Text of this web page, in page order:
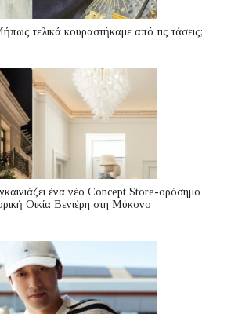
τελικά κουραστήκαμε από τις τάσεις;
ένα νέο Concept Store-ορόσημο
Οικία Βενιέρη στη Μύκονο